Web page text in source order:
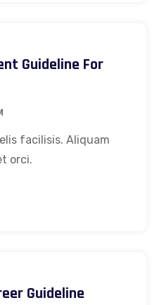
Guideline For
facilisis. Aliquam
orci.
Guideline